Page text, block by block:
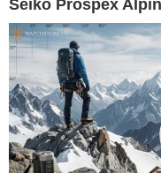
Seiko Prospex